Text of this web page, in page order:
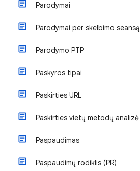
Parodymai
Parodymai per skelbimo seansą
Parodymo PTP
Paskyros tipai
Paskirties URL
Paskirties vietų metodų analizė
Paspaudimas
Paspaudimų rodiklis (PR)